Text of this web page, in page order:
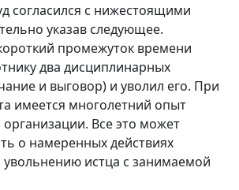
согласился с нижестоящими
указав следующее.
промежуток времени
два дисциплинарных
и выговор) и уволил его. При
имеется многолетний опыт
Все это может
о намеренных действиях
увольнению истца с занимаемой